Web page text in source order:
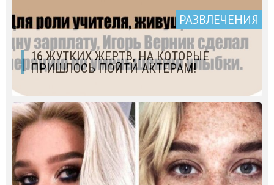
РАЗВЛЕЧЕНИЯ
16 ЖУТКИХ ЖЕРТВ, НА КОТОРЫЕ
ПРИШЛОСЬ ПОЙТИ АКТЕРАМ!